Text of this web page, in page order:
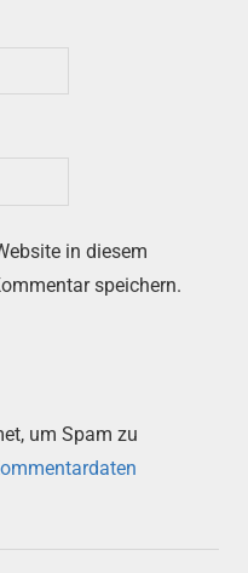
in diesem
speichern.
um Spam zu